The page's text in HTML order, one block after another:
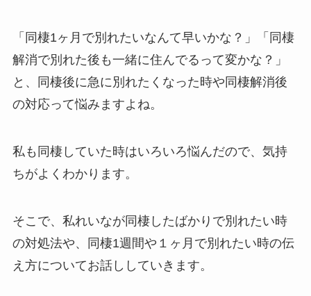
「同棲1ヶ月で別れたいなんて早いかな？」「同棲
解消で別れた後も一緒に住んでるって変かな？」
と、同棲後に急に別れたくなった時や同棲解消後
の対応って悩みますよね。
私も同棲していた時はいろいろ悩んだので、気持
ちがよくわかります。
そこで、私れいなが同棲したばかりで別れたい時
の対処法や、同棲1週間や１ヶ月で別れたい時の伝
え方についてお話ししていきます。